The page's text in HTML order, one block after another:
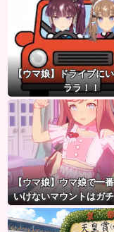
【ウマ娘】ドライブに
ララ！！
【ウマ娘】ウマ娘で一
いけないマウントはガ
成でもグッズでもなく